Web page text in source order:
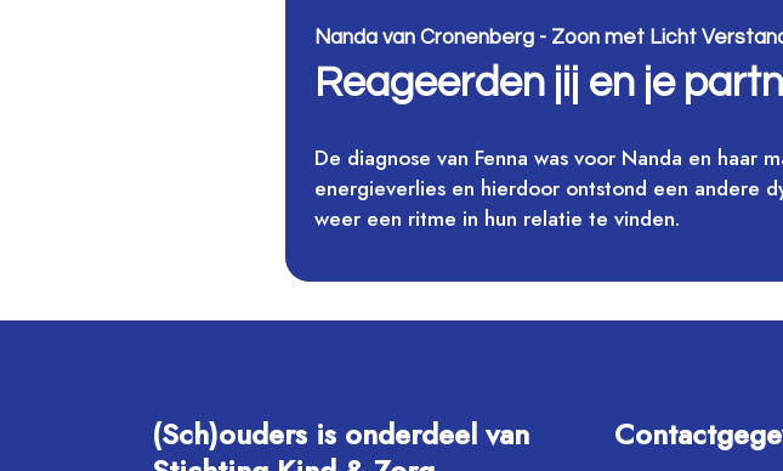
Nanda van Cronenberg - Zoon met Licht
Reageerden jij en je
De diagnose van Fenna was voor Nanda en haar
energieverlies en hierdoor ontstond een andere
weer een ritme in hun relatie te vinden.
(Sch)ouders is onderdeel van